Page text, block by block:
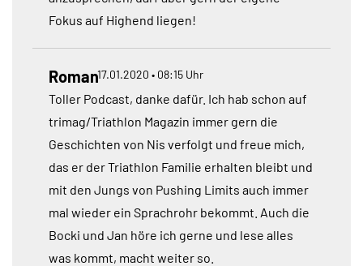
Fokus auf Highend liegen!
Roman17.01.2020 • 08:15 Uhr
Toller Podcast, danke dafür. Ich hab schon auf
trimag/Triathlon Magazin immer gern die
Geschichten von Nis verfolgt und freue mich,
das er der Triathlon Familie erhalten bleibt und
mit den Jungs von Pushing Limits auch immer
mal wieder ein Sprachrohr bekommt. Auch die
Bocki und Jan höre ich gerne und lese alles
was kommt, macht weiter so.